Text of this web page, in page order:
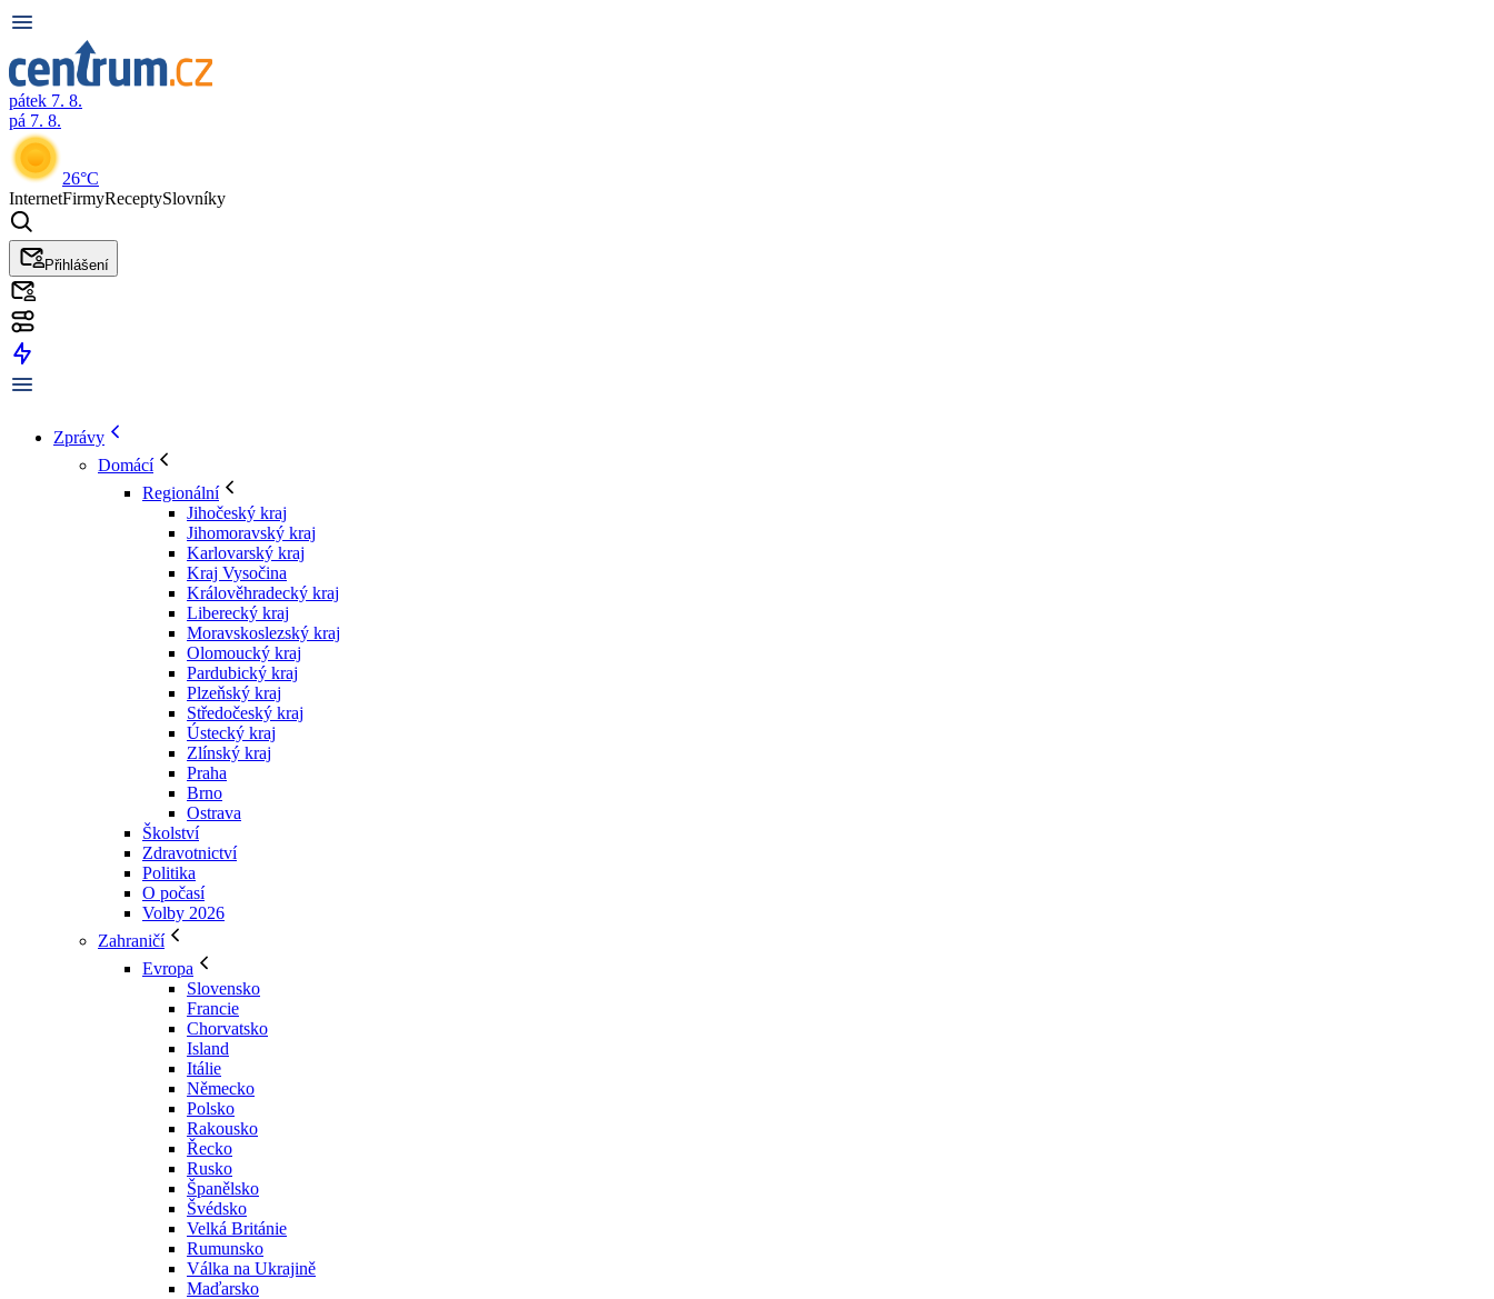
pátek 7. 8.
pá 7. 8.
26°C
InternetFirmyReceptySlovníky
Přihlášení
Zprávy
Domácí
Regionální
Jihočeský kraj
Jihomoravský kraj
Karlovarský kraj
Kraj Vysočina
Králověhradecký kraj
Liberecký kraj
Moravskoslezský kraj
Olomoucký kraj
Pardubický kraj
Plzeňský kraj
Středočeský kraj
Ústecký kraj
Zlínský kraj
Praha
Brno
Ostrava
Školství
Zdravotnictví
Politika
O počasí
Volby 2026
Zahraničí
Evropa
Slovensko
Francie
Chorvatsko
Island
Itálie
Německo
Polsko
Rakousko
Řecko
Rusko
Španělsko
Švédsko
Velká Británie
Rumunsko
Válka na Ukrajině
Maďarsko